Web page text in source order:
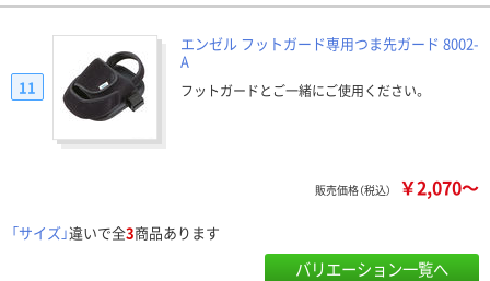
エンゼル フットガード専用つま先ガード 8002-
A
フットガードとご一緒にご使用ください。
11
販売価格（税込） ￥2,070～
「サイズ」違いで全3商品あります
バリエーション一覧へ